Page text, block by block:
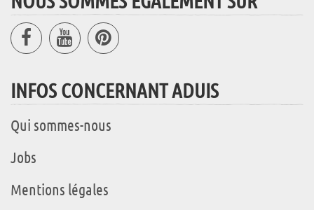
INFOS CONCERNANT ADUIS
Qui sommes-nous
Jobs
Mentions légales